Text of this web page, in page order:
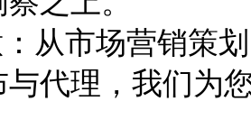
从市场营销策
代理，我们为